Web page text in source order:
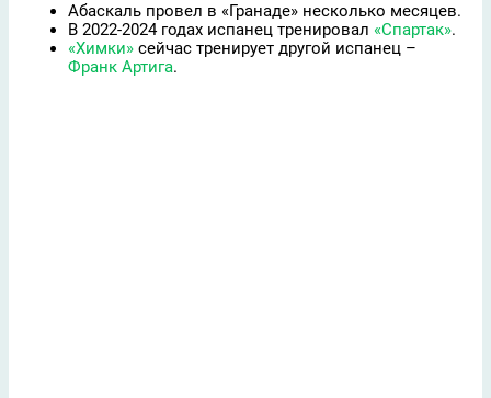
Абаскаль провел в «Гранаде» несколько месяцев.
В 2022-2024 годах испанец тренировал «Спартак».
«Химки» сейчас тренирует другой испанец –
Франк Артига.